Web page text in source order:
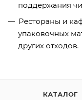
поддержания
Рестораны и
упаковочных
других отходов.
КАТАЛОГ